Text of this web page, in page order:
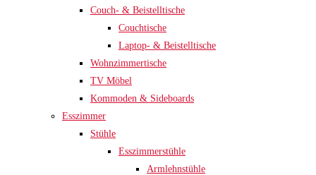
Couch- & Beistelltische
Couchtische
Laptop- & Beistelltische
Wohnzimmertische
TV Möbel
Kommoden & Sideboards
Esszimmer
Stühle
Esszimmerstühle
Armlehnstühle